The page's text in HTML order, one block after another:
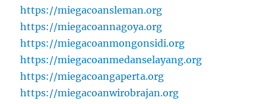
https://miegacoansleman.org
https://miegacoannagoya.org
https://miegacoanmongonsidi.org
https://miegacoanmedanselayang.org
https://miegacoangaperta.org
https://miegacoanwirobrajan.org